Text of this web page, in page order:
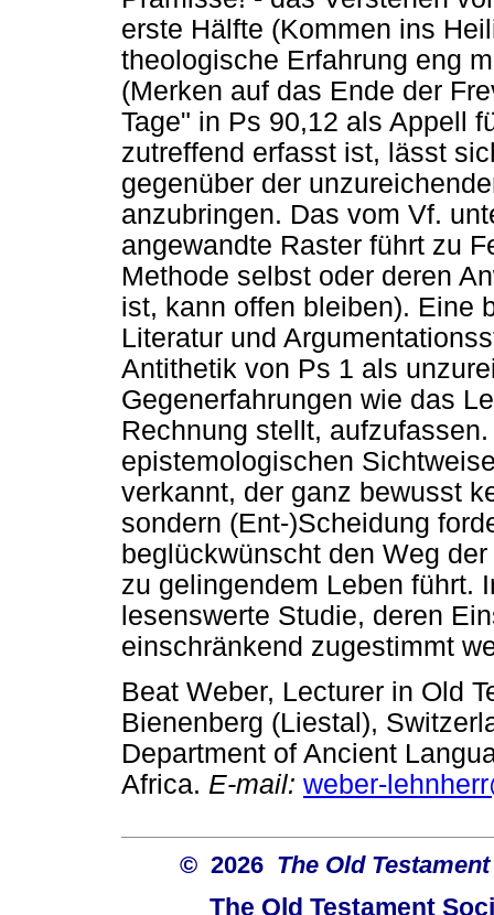
erste Hälfte (Kommen ins
theologische Erfahrung eng
(Merken auf das Ende der
Tage" in Ps 90,12 als Appell
zutreffend erfasst ist, lässt
gegenüber der
anzubringen. Das vom Vf.
angewandte Raster führt zu
Methode selbst oder deren
ist, kann offen bleiben). Eine
Literatur und
Antithetik von Ps 1 als
Gegenerfahrungen wie das
Rechnung stellt,
epistemologischen
verkannt, der ganz bewusst
sondern (Ent-)Scheidung
beglückwünscht den Weg
zu gelingendem Leben führt.
lesenswerte Studie, deren
einschränkend zugestimmt
Beat Weber, Lecturer in Old
Bienenberg (Liestal),
Department of Ancient
Africa. E-mail: weber-
© 2026 The Old
The Old Testament